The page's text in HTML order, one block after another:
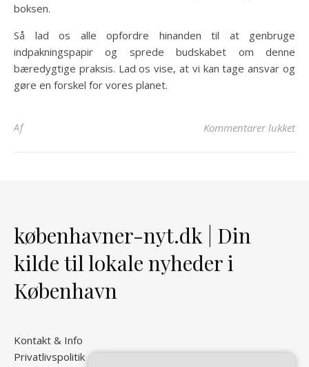
boksen.
Så lad os alle opfordre hinanden til at genbruge
indpakningspapir og sprede budskabet om denne
bæredygtige praksis. Lad os vise, at vi kan tage ansvar og
gøre en forskel for vores planet.
Af Kommentarer lukkettil
københavner-nyt.dk | Din
kilde til lokale nyheder i
København
Kontakt & Info
Privatlivspolitik